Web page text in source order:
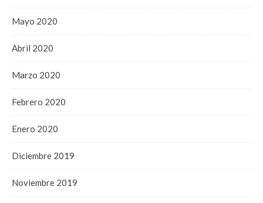
Mayo 2020
Abril 2020
Marzo 2020
Febrero 2020
Enero 2020
Diciembre 2019
Noviembre 2019